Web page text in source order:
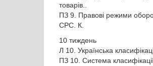
товарів..
ПЗ 9. Правові режими
СРС. К.
10 тиждень
Л 10. Українська
ПЗ 10. Система класифікації